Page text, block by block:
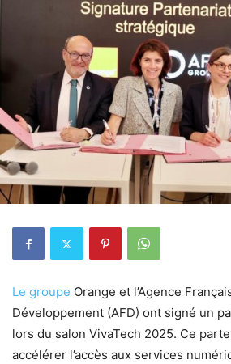
Le groupe Orange et l’Agence
Développement (AFD) ont signé un
lors du salon VivaTech 2025. Ce
accélérer l’accès aux services